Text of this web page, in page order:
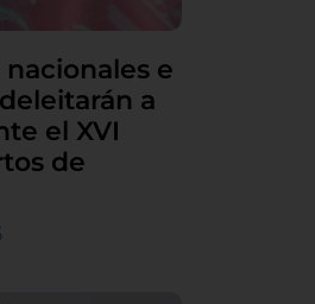
e
a
el XVI
de